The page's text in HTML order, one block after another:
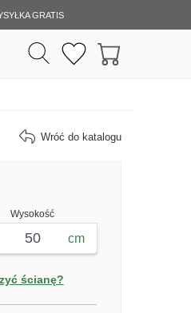
GRATIS
Wróć do katalogu
AKWARELA
AKWARELA
Wysokość
cm
ścianę?